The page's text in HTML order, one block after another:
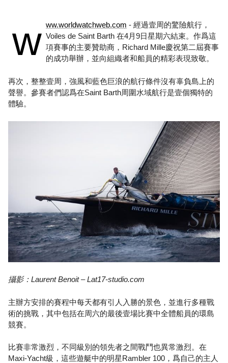
w ww.worldwatchweb.com - 經過壹周的驚險航行，
Voiles de Saint Barth 在4月9日星期六結束。作爲這
項賽事的主要贊助商，Richard Mille慶祝第二屆賽事
的成功舉辦，並向組織者和船員的精彩表現致敬。
再次，整整壹周，強風和藍色巨浪的航行條件沒有辜負島上的
聲譽。參賽者們認爲在Saint Barth周圍水域航行是壹個獨特的
體驗。
攝影：Laurent Benoit – Lat17-studio.com
主辦方安排的賽程中每天都有引人入勝的景色，並進行多種戰
術的挑戰，其中包括在周六的最後壹場比賽中全體船員的環島
競賽。
比賽非常激烈，不同級別的領先者之間戰鬥也異常激烈。在
Maxi-Yacht級，這些遊艇中的明星Rambler 100，爲自己的主人